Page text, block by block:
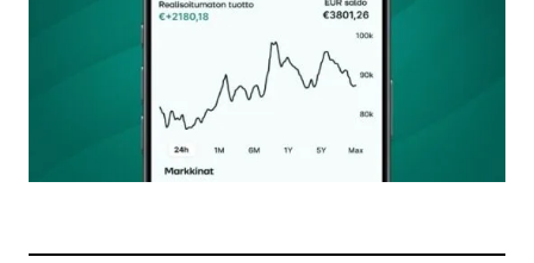
Nimesi tai nimimerkkisi
Sähköpostiosoitteesi
Tilaa SalkunRakentajan uutiskirje